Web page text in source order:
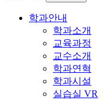
학과안내
학과소개
교육과정
교수소개
학과연혁
학과시설
실습실 VR